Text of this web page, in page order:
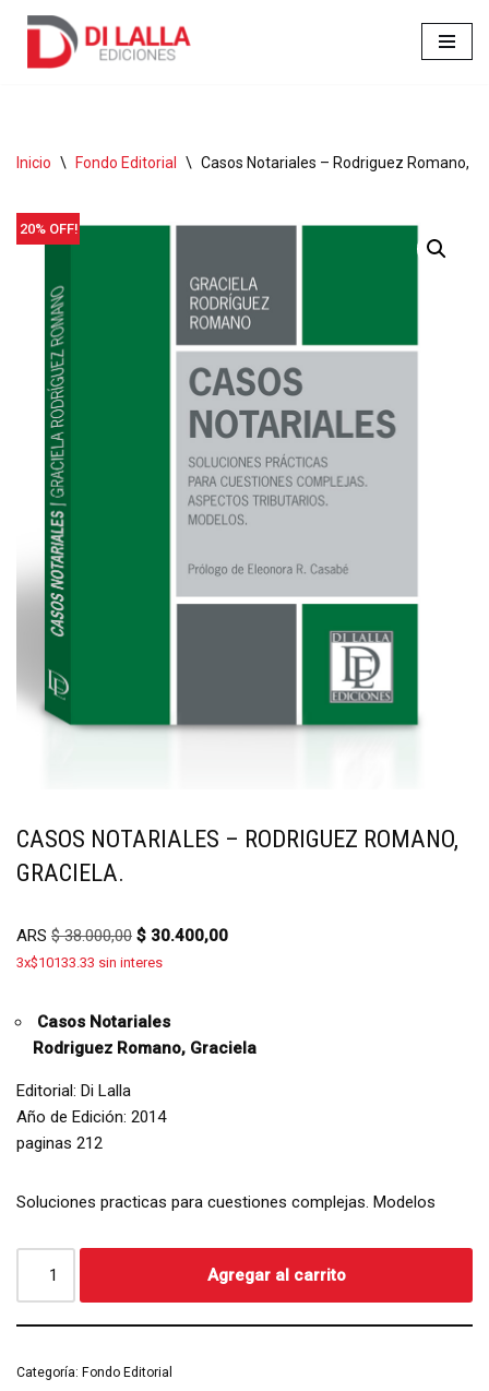
Inicio \ Fondo Editorial \ Casos Notariales – Rodriguez Romano,
20% OFF!
CASOS NOTARIALES – RODRIGUEZ ROMANO,
GRACIELA.
ARS $38.000,00 $ 30.400,00
3x$10133.33 sin interes
Casos Notariales
Rodriguez Romano, Graciela
Editorial: Di Lalla
Año de Edición: 2014
paginas 212
Soluciones practicas para cuestiones complejas. Modelos
Agregar al carrito
Categoría: Fondo Editorial